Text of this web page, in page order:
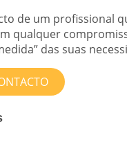
de um profissional
qualquer
das suas